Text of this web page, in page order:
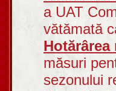
a UAT
vătămată
Hotărârea
măsuri
sezonului